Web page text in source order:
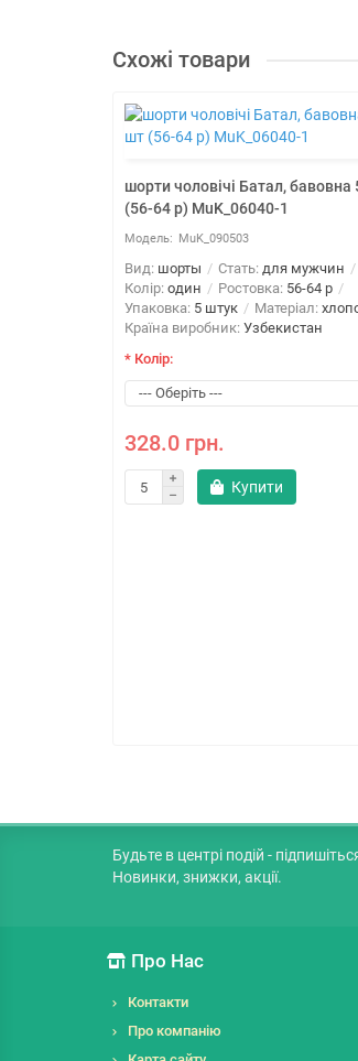
Схожі товари
шорти чоловічі Батал, бавовна
(56-64 р) MuK_06040-1
MuK_090503
Вид: шорты Стать: для мужчин
Колір: один Ростовка: 56-64 р
Упаковка: 5 штук Матеріал:
Країна виробник: Узбекистан
* Колір:
328.0 грн.
Купити
Будьте в центрі подій -
Новинки, знижки, акції.
Про Нас
Контакти
Про компанію